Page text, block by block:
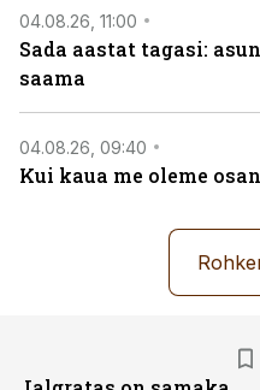
04.08.26, 11:00
Sada aastat tagasi:
saama
04.08.26, 09:40
Kui kaua me oleme